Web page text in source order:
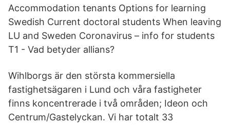
Accommodation tenants Options for learning
Swedish Current doctoral students When leaving
LU and Sweden Coronavirus – info for students
T1 - Vad betyder allians?
Wihlborgs är den största kommersiella
fastighetsägaren i Lund och våra fastigheter
finns koncentrerade i två områden; Ideon och
Centrum/Gastelyckan. Vi har totalt 33